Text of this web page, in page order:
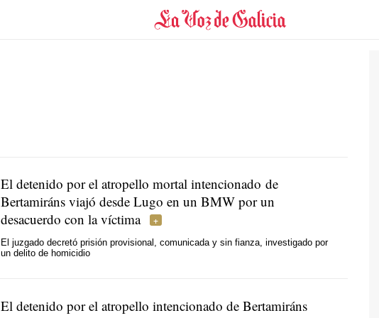
El detenido por el atropello mortal intencionado de
Bertamiráns viajó desde Lugo en un BMW por un
desacuerdo con la víctima
El juzgado decretó prisión provisional, comunicada y sin fianza, investigado por
un delito de homicidio
El detenido por el atropello intencionado de Bertamiráns